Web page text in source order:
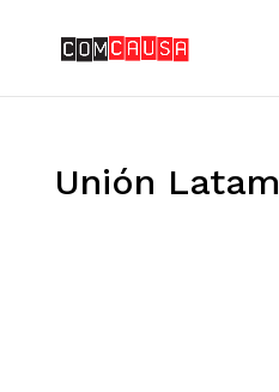
Unión Latam